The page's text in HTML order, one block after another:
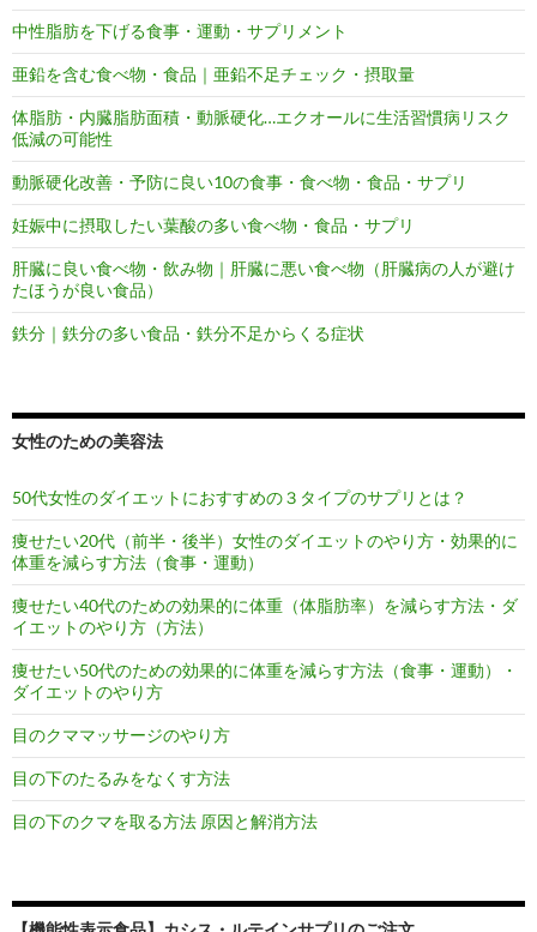
中性脂肪を下げる食事・運動・サプリメント
亜鉛を含む食べ物・食品｜亜鉛不足チェック・摂取量
体脂肪・内臓脂肪面積・動脈硬化…エクオールに生活習慣病リスク
低減の可能性
動脈硬化改善・予防に良い10の食事・食べ物・食品・サプリ
妊娠中に摂取したい葉酸の多い食べ物・食品・サプリ
肝臓に良い食べ物・飲み物｜肝臓に悪い食べ物（肝臓病の人が避け
たほうが良い食品）
鉄分｜鉄分の多い食品・鉄分不足からくる症状
女性のための美容法
50代女性のダイエットにおすすめの３タイプのサプリとは？
痩せたい20代（前半・後半）女性のダイエットのやり方・効果的に
体重を減らす方法（食事・運動）
痩せたい40代のための効果的に体重（体脂肪率）を減らす方法・ダ
イエットのやり方（方法）
痩せたい50代のための効果的に体重を減らす方法（食事・運動）・
ダイエットのやり方
目のクママッサージのやり方
目の下のたるみをなくす方法
目の下のクマを取る方法 原因と解消方法